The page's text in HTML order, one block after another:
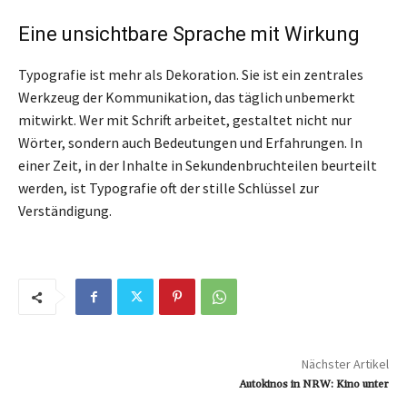
Eine unsichtbare Sprache mit Wirkung
Typografie ist mehr als Dekoration. Sie ist ein zentrales
Werkzeug der Kommunikation, das täglich unbemerkt
mitwirkt. Wer mit Schrift arbeitet, gestaltet nicht nur
Wörter, sondern auch Bedeutungen und Erfahrungen. In
einer Zeit, in der Inhalte in Sekundenbruchteilen beurteilt
werden, ist Typografie oft der stille Schlüssel zur
Verständigung.
Nächster Artikel
Autokinos in NRW: Kino unter